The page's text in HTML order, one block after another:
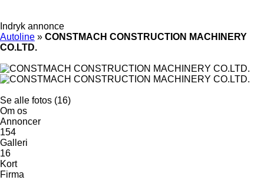
Indryk annonce
Autoline » CONSTMACH CONSTRUCTION MACHINERY
CO.LTD.
Se alle fotos (16)
Om os
Annoncer
154
Galleri
16
Kort
Firma